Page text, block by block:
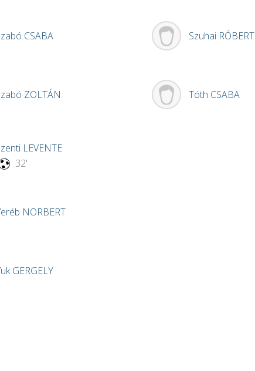
CSABA
ZOLTÁN
LEVENTE
32'
NORBERT
GERGELY
Szuhai RÓBERT
Tóth CSABA